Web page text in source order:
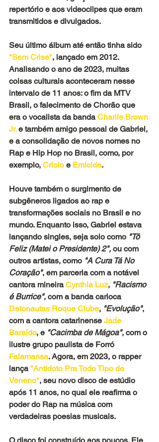
repertório e aos videoclipes que eram
transmitidos e divulgados.
Seu último álbum até então tinha sido
"Sem Crise", lançado em 2012.
Analisando o ano de 2023, muitas
coisas culturais aconteceram nesse
intervalo de 11 anos: o fim da MTV
Brasil, o falecimento de Chorão que
era o vocalista da banda Charlie Brown
Jr. e também amigo pessoal de Gabriel,
e a consolidação de novos nomes no
Rap e Hip Hop no Brasil, como, por
exemplo, Criolo e Emicida.
Houve também o surgimento de
subgêneros ligados ao rap e
transformações sociais no Brasil e no
mundo. Enquanto isso, Gabriel estava
lançando singles, seja solo como "Tô
Feliz (Matei o Presidente) 2", ou com
outros artistas, como "A Cura Tá No
Coração", em parceria com a notável
cantora mineira Cynthia Luz, "Racismo
é Burrice", com a banda carioca
Detonautas Roque Clube, "Evolução",
com a cantora catarinense Jade
Baraldo, e "Cacimba de Mágoa", com o
ilustre grupo paulista de Forró
Falamansa. Agora, em 2023, o rapper
lança "Antídoto Pra Todo Tipo de
Veneno", seu novo disco de estúdio
após 11 anos, no qual ele reafirma o
poder do Rap na música com
verdadeiras poesias musicais.